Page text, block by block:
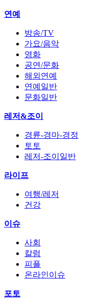
연예
방송/TV
가요/음악
영화
공연/문화
해외연예
연예일반
문화일반
레저&조이
경륜-경마-경정
토토
레저-조이일반
라이프
여행/레저
건강
이슈
사회
칼럼
피플
온라인이슈
포토